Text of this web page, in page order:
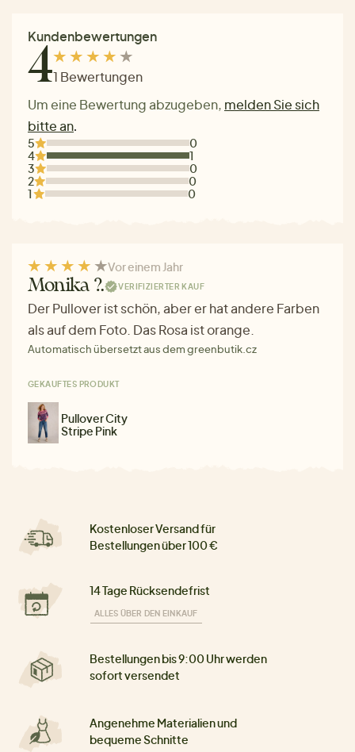
Kundenbewertungen
41 Bewertungen
Um eine Bewertung abzugeben, melden Sie sich
bitte an.
5
0
4
1
3
0
2
0
1
0
Vor einem Jahr
Monika ?. VERIFIZIERTER KAUF
Der Pullover ist schön, aber er hat andere Farben
als auf dem Foto. Das Rosa ist orange.
Automatisch übersetzt aus dem greenbutik.cz
GEKAUFTES PRODUKT
Pullover City
Stripe Pink
Kostenloser Versand für
Bestellungen über 100 €
14 Tage Rücksendefrist
ALLES ÜBER DEN EINKAUF
Bestellungen bis 9:00 Uhr werden
sofort versendet
Angenehme Materialien und
bequeme Schnitte